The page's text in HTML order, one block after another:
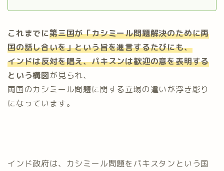
これまでに第三国が「カシミール問題解決のために両
国の話し合いを」という旨を進言するたびにも、
インドは反対を唱え、パキスンは歓迎の意を表明する
という構図が見られ、
両国のカシミール問題に関する立場の違いが浮き彫り
になっています。
インド政府は、カシミール問題をパキスタンという国